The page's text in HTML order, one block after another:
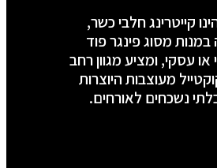
קייטרינג חלבי כשר,
מסוג פינגר פוד
או עסקי, ומציע מגוון רחב
מעוצבות היוצרות
נשכחים לאורחים.